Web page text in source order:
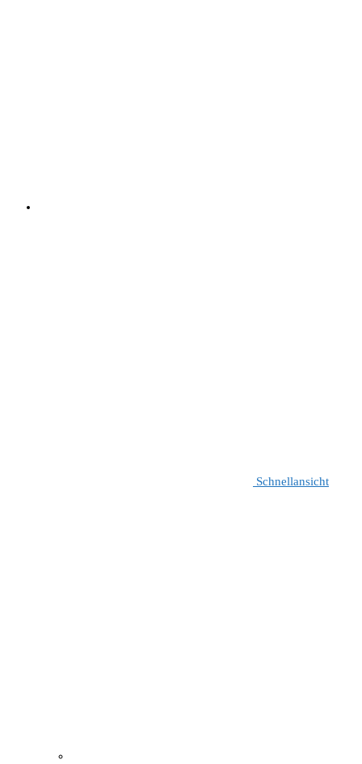
Schnellansicht